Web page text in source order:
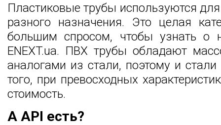
Пластиковые трубы используются
разного назначения. Это целая
большим спросом, чтобы узнать о
ENEXT.ua. ПВХ трубы обладают
аналогами из стали, поэтому и
того, при превосходных
стоимость.
А API есть?